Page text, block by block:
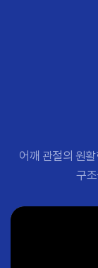
어깨 관절의 원
구